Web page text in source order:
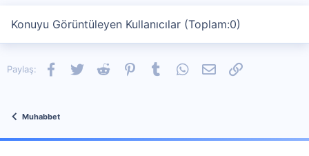
Konuyu Görüntüleyen Kullanıcılar (Toplam:0)
Paylaş: Facebook
TwitterReddit PinterestTumblrWhatsApp
E-postaLink
Muhabbet